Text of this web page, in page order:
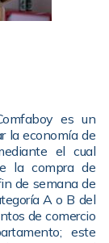
es un
la economía de
el cual
la compra de
de semana de
A o B del
de comercio
este